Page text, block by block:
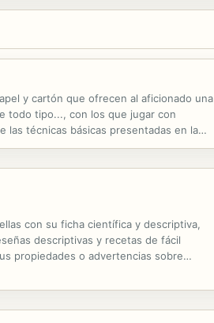
y cartón que ofrecen al aficionado una
todo tipo..., con los que jugar con
las técnicas básicas presentadas en la
con su ficha científica y descriptiva,
descriptivas y recetas de fácil
propiedades o advertencias sobre